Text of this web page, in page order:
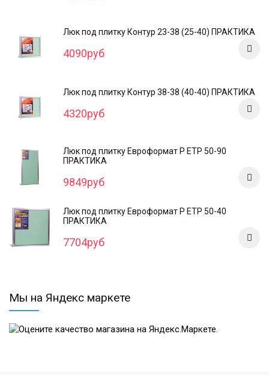
Люк под плитку Контур 23-38 (25-40) ПРАКТИКА
4090руб
Люк под плитку Контур 38-38 (40-40) ПРАКТИКА
4320руб
Люк под плитку Евроформат Р ЕТР 50-90
ПРАКТИКА
9849руб
Люк под плитку Евроформат Р ЕТР 50-40
ПРАКТИКА
7704руб
Мы на Яндекс маркете